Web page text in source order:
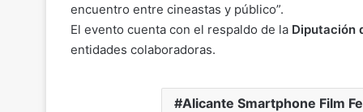
encuentro entre cineastas y público”.
El evento cuenta con el respaldo de la Diputación
entidades colaboradoras.
Alicante Smartphone Film